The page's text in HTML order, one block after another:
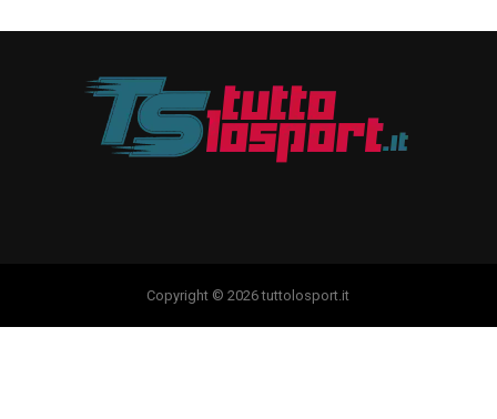
Copyright © 2026 tuttolosport.it